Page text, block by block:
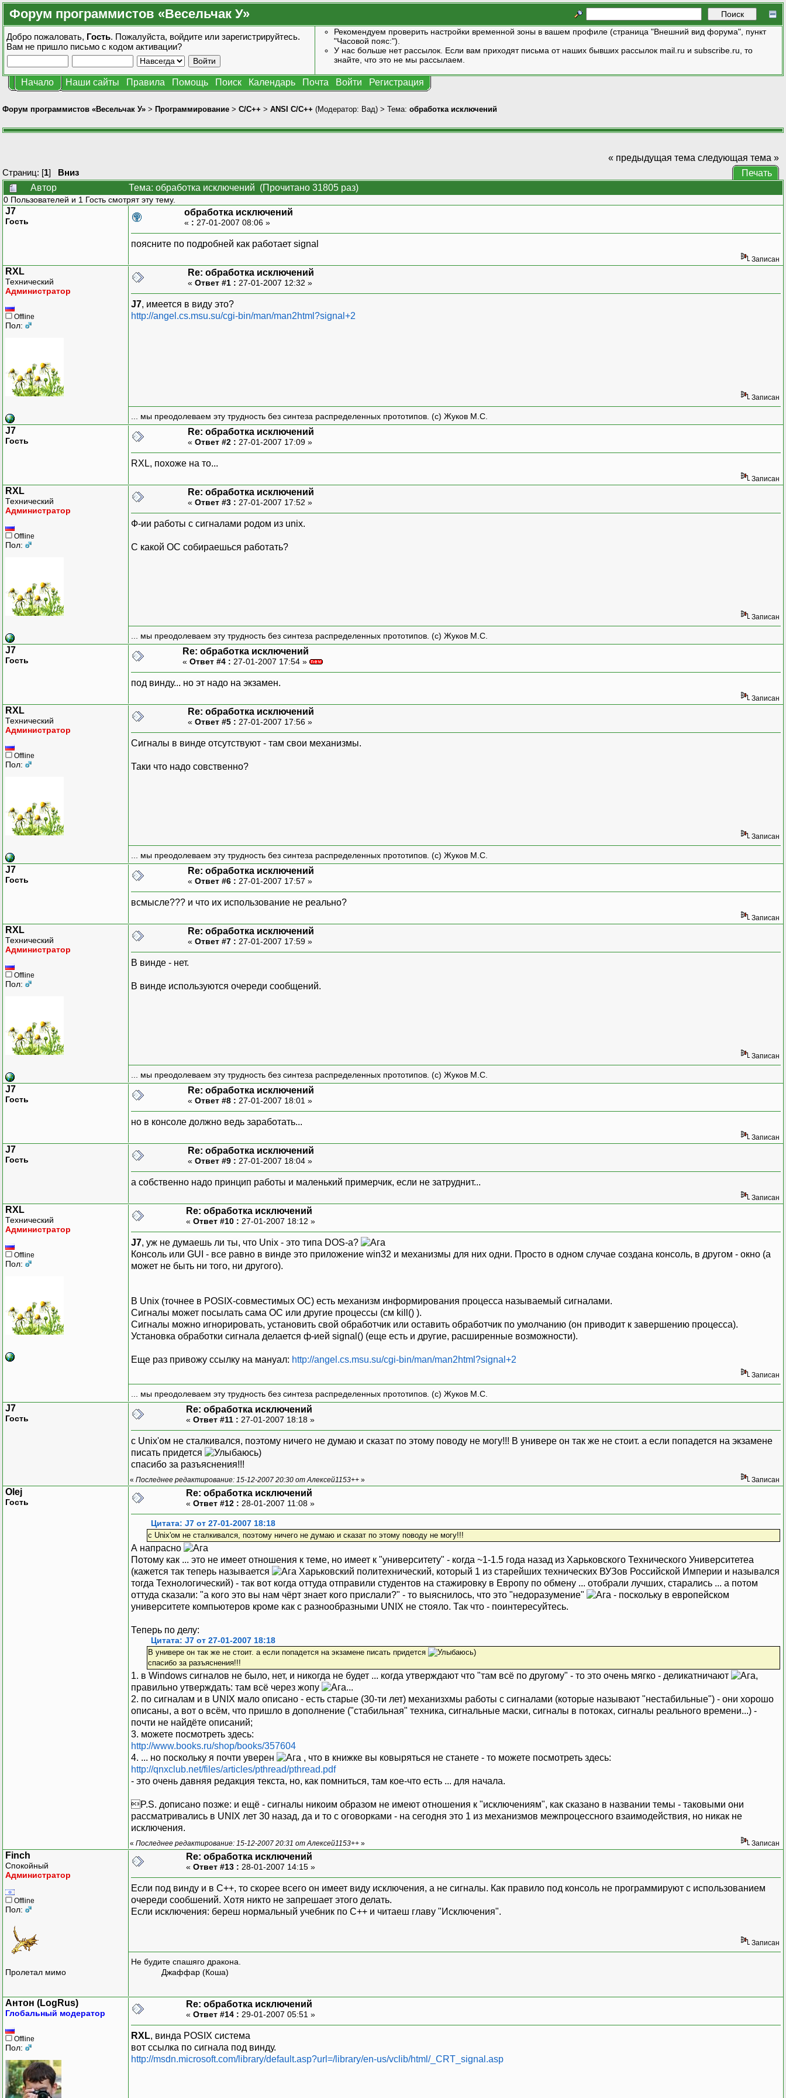
Форум программистов «Весельчак У»
Добро пожаловать, Гость. Пожалуйста, войдите или зарегистрируйтесь.
Вам не пришло письмо с кодом активации?
Рекомендуем проверить настройки временной зоны в вашем профиле (страница "Внешний вид форума", пункт
"Часовой пояс:").
У нас больше нет рассылок. Если вам приходят письма от наших бывших рассылок mail.ru и subscribe.ru, то
знайте, что это не мы рассылаем.
Начало Наши сайты Правила Помощь Поиск Календарь Почта Войти Регистрация
Форум программистов «Весельчак У» > Программирование > C/C++ > ANSI С/С++ (Модератор: Вад) > Тема: обработка исключений
Страниц: [1] Вниз
« предыдущая тема следующая тема »
Печать
Автор
Тема: обработка исключений (Прочитано 31805 раз)
0 Пользователей и 1 Гость смотрят эту тему.
J7
Гость
обработка исключений
« : 27-01-2007 08:06 »
поясните по подробней как работает signal
Записан
RXL
Технический
Администратор
Offline
Пол:
Re: обработка исключений
« Ответ #1 : 27-01-2007 12:32 »
J7, имеется в виду это?
http://angel.cs.msu.su/cgi-bin/man/man2html?signal+2
Записан
... мы преодолеваем эту трудность без синтеза распределенных прототипов. (с) Жуков М.С.
J7
Гость
Re: обработка исключений
« Ответ #2 : 27-01-2007 17:09 »
RXL, похоже на то...
Записан
RXL
Технический
Администратор
Offline
Пол:
Re: обработка исключений
« Ответ #3 : 27-01-2007 17:52 »
Ф-ии работы с сигналами родом из unix.
С какой ОС собираешься работать?
Записан
... мы преодолеваем эту трудность без синтеза распределенных прототипов. (с) Жуков М.С.
J7
Гость
Re: обработка исключений
« Ответ #4 : 27-01-2007 17:54 »
под винду... но эт надо на экзамен.
Записан
RXL
Технический
Администратор
Offline
Пол:
Re: обработка исключений
« Ответ #5 : 27-01-2007 17:56 »
Сигналы в винде отсутствуют - там свои механизмы.
Таки что надо совственно?
Записан
... мы преодолеваем эту трудность без синтеза распределенных прототипов. (с) Жуков М.С.
J7
Гость
Re: обработка исключений
« Ответ #6 : 27-01-2007 17:57 »
всмысле??? и что их использование не реально?
Записан
RXL
Технический
Администратор
Offline
Пол:
Re: обработка исключений
« Ответ #7 : 27-01-2007 17:59 »
В винде - нет.
В винде используются очереди сообщений.
Записан
... мы преодолеваем эту трудность без синтеза распределенных прототипов. (с) Жуков М.С.
J7
Гость
Re: обработка исключений
« Ответ #8 : 27-01-2007 18:01 »
но в консоле должно ведь заработать...
Записан
J7
Гость
Re: обработка исключений
« Ответ #9 : 27-01-2007 18:04 »
а собственно надо принцип работы и маленький примерчик, если не затруднит...
Записан
RXL
Технический
Администратор
Offline
Пол:
Re: обработка исключений
« Ответ #10 : 27-01-2007 18:12 »
J7, уж не думаешь ли ты, что Unix - это типа DOS-а?
Консоль или GUI - все равно в винде это приложение win32 и механизмы для них одни. Просто в одном случае создана консоль, в другом - окно (а
может не быть ни того, ни другого).
В Unix (точнее в POSIX-совместимых ОС) есть механизм информирования процесса называемый сигналами.
Сигналы может посылать сама ОС или другие процессы (см kill() ).
Сигналы можно игнорировать, установить свой обработчик или оставить обработчик по умолчанию (он приводит к завершению процесса).
Установка обработки сигнала делается ф-ией signal() (еще есть и другие, расширенные возможности).
Еще раз привожу ссылку на мануал: http://angel.cs.msu.su/cgi-bin/man/man2html?signal+2
Записан
... мы преодолеваем эту трудность без синтеза распределенных прототипов. (с) Жуков М.С.
J7
Гость
Re: обработка исключений
« Ответ #11 : 27-01-2007 18:18 »
с Unix'ом не сталкивался, поэтому ничего не думаю и сказат по этому поводу не могу!!! В универе он так же не стоит. а если попадется на экзамене
писать придется
)
спасибо за разъяснения!!!
« Последнее редактирование: 15-12-2007 20:30 от Алексей1153++ » Записан
Olej
Гость
Re: обработка исключений
« Ответ #12 : 28-01-2007 11:08 »
Цитата: J7 от 27-01-2007 18:18
с Unix'ом не сталкивался, поэтому ничего не думаю и сказат по этому поводу не могу!!!
А напрасно
Потому как ... это не имеет отношения к теме, но имеет к "университету" - когда ~1-1.5 года назад из Харьковского Технического Университетеа
(кажется так теперь называется
Харьковский политехнический, который 1 из старейших технических ВУЗов Российской Империи и назывался
тогда Технологический) - так вот когда оттуда отправили студентов на стажировку в Европу по обмену ... отобрали лучших, старались ... а потом
оттуда сказали: "а кого это вы нам чёрт знает кого прислали?" - то выяснилось, что это "недоразумение"
- поскольку в европейском
университете компьютеров кроме как с разнообразными UNIX не стояло. Так что - поинтересуйтесь.
Теперь по делу:
Цитата: J7 от 27-01-2007 18:18
В универе он так же не стоит. а если попадется на экзамене писать придется
)
спасибо за разъяснения!!!
1. в Windows сигналов не было, нет, и никогда не будет ... когда утверждают что "там всё по другому" - то это очень мягко - деликатничают
,
правильно утверждать: там всё через жопу
...
2. по сигналам и в UNIX мало описано - есть старые (30-ти лет) механизхмы работы с сигналами (которые называют "нестабильные") - они хорошо
описаны, а вот о всём, что пришло в дополнение ("стабильная" техника, сигнальные маски, сигналы в потоках, сигналы реального времени...) -
почти не найдёте описаний;
3. можете посмотреть здесь:
http://www.books.ru/shop/books/357604
4. ... но поскольку я почти уверен
, что в книжке вы ковыряться не станете - то можете посмотреть здесь:
http://qnxclub.net/files/articles/pthread/pthread.pdf
- это очень давняя редакция текста, но, как помниться, там кое-что есть ... для начала.
P.S. дописано позже: и ещё - сигналы никоим образом не имеют отношения к "исключениям", как сказано в названии темы - таковыми они
рассматривались в UNIX лет 30 назад, да и то с оговорками - на сегодня это 1 из механизмов межпроцессного взаимодействия, но никак не
исключения.
« Последнее редактирование: 15-12-2007 20:31 от Алексей1153++ » Записан
Finch
Спокойный
Администратор
Offline
Пол:
Пролетал мимо
Re: обработка исключений
« Ответ #13 : 28-01-2007 14:15 »
Если под винду и в С++, то скорее всего он имеет виду исключения, а не сигналы. Как правило под консоль не программируют с использованием
очереди сообшений. Хотя никто не запрешает этого делать.
Если исключения: береш нормальный учебник по С++ и читаеш главу "Исключения".
Записан
Не будите спашяго дракона.
Джаффар (Коша)
Антон (LogRus)
Глобальный модератор
Offline
Пол:
Re: обработка исключений
« Ответ #14 : 29-01-2007 05:51 »
RXL, винда POSIX система
вот ссылка по сигнала под винду.
http://msdn.microsoft.com/library/default.asp?url=/library/en-us/vclib/html/_CRT_signal.asp